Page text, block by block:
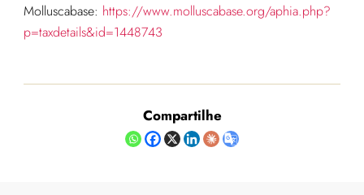
Molluscabase: https://www.molluscabase.org/aphia.php?
p=taxdetails&id=1448743
Compartilhe